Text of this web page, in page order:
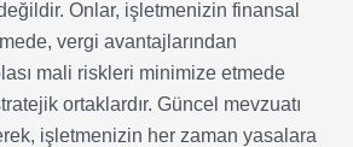
Onlar, işletmenizin finansal
vergi avantajlarından
mali riskleri minimize etmede
ortaklardır. Güncel mevzuatı
işletmenizin her zaman yasalara